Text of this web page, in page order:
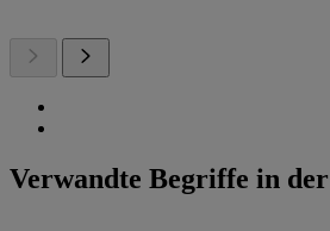
Verwandte Begriffe in